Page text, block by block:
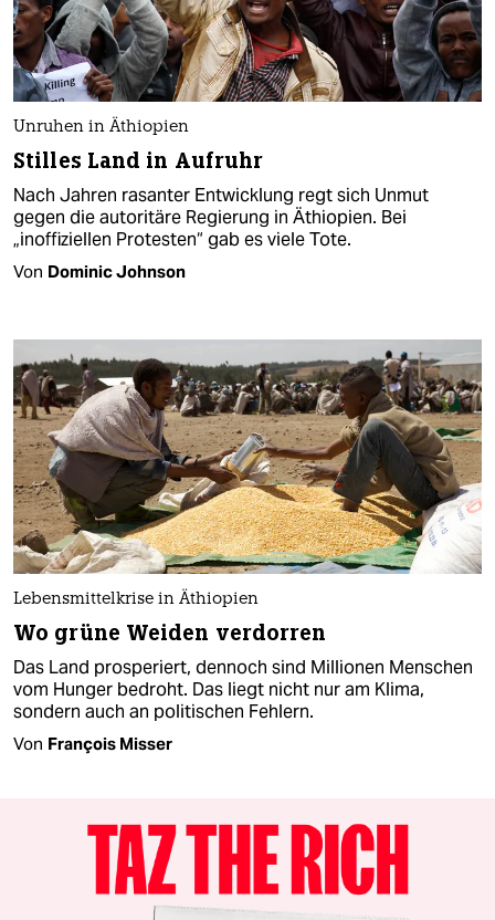
Unruhen in Äthiopien
Stilles Land in Aufruhr
Nach Jahren rasanter Entwicklung regt sich Unmut
gegen die autoritäre Regierung in Äthiopien. Bei
„inoffiziellen Protesten“ gab es viele Tote.
Von Dominic Johnson
Lebensmittelkrise in Äthiopien
Wo grüne Weiden verdorren
Das Land prosperiert, dennoch sind Millionen Menschen
vom Hunger bedroht. Das liegt nicht nur am Klima,
sondern auch an politischen Fehlern.
Von François Misser